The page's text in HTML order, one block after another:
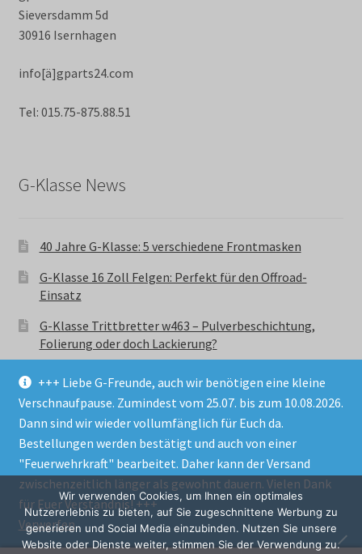
+++ Liebe G-Freunde, auch wir benötigen eine kleine
Verschnaufpause. Zumindest vom 25.07. bis zum 10.08.2026.
Dann sind wir wieder vollumfänglich für Euch da.
Bestellungen werden bestätigt und auch von einer
"Feuerwehrkraft" bearbeitet. Daher kann der Versand
zwischenzeitlich länger als gewohnt dauern. Vielen Dank
für Euer Verständnis! +++
Verwerfen
Sieversdamm 5d
30916 Isernhagen
info[ä]gparts24.com
Tel: 015.75-875.88.51
G-Klasse News
40 Jahre G-Klasse: 5 verschiedene Frontmasken
G-Klasse 16 Zoll Felgen: Perfekt für den Offroad-
Einsatz
G-Klasse Trittbretter w463 – Pulverbeschichtung,
Folierung oder doch Lackierung?
© GParts24 - G-Klasse w463 Trittbretter, Felgen,
Ersatzteile & Zubebehör.
Datenschutzerklärung
Alle Preise inkl. der gesetzlichen MwSt.
Wir verwenden Cookies, um Ihnen ein optimales
Nutzererlebnis zu bieten, auf Sie zugeschnittene Werbung zu
generieren und Social Media einzubinden. Nutzen Sie unsere
Website oder Dienste weiter, stimmen Sie der Verwendung zu.